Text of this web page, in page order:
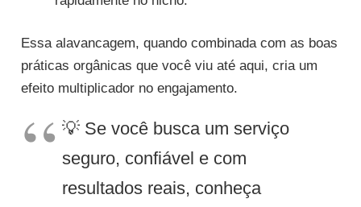
Essa alavancagem, quando combinada com as boas
práticas orgânicas que você viu até aqui, cria um
efeito multiplicador no engajamento.
💡 Se você busca um serviço
seguro, confiável e com
resultados reais, conheça